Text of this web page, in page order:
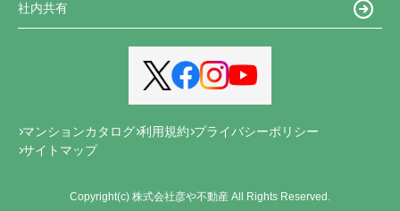
社内共有
マンションカタログ 利用規約 プライバシーポリシー
サイトマップ
Copyright(c) 株式会社彦や不動産 All Rights Reserved.